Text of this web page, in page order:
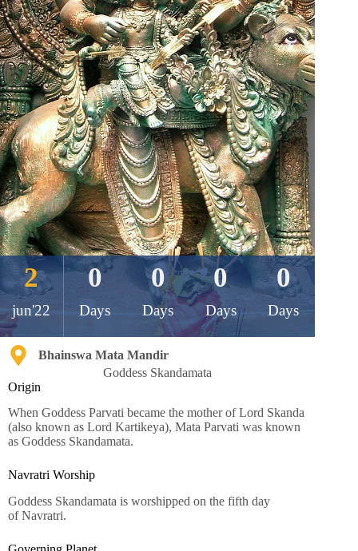
jun'22
2
Days
0
Days
0
Days
0
Days
0
Bhainswa Mata Mandir
Goddess Skandamata
Origin
When Goddess Parvati became the mother of Lord Skanda
(also known as Lord Kartikeya), Mata Parvati was known
as Goddess Skandamata.
Navratri Worship
Goddess Skandamata is worshipped on the fifth day
of Navratri.